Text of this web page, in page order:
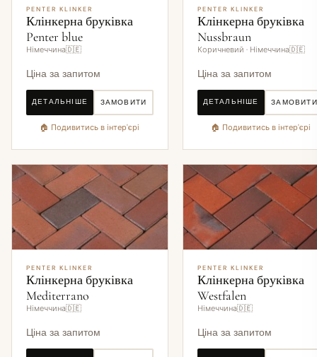
PENTER KLINKER
Клінкерна бруківка
Penter blue
Німеччина🇩🇪
Ціна за запитом
ДЕТАЛЬНІШЕ ЗАМОВИТИ
🏠 Подивитись в інтер'єрі
PENTER KLINKER
Клінкерна бруківка
Nussbraun
Коричневий · Німеччина🇩🇪
Ціна за запитом
ДЕТАЛЬНІШЕ ЗАМОВИТИ
🏠 Подивитись в інтер'єрі
PENTER KLINKER
Клінкерна бруківка
Mediterrano
Німеччина🇩🇪
Ціна за запитом
PENTER KLINKER
Клінкерна бруківка
Westfalen
Німеччина🇩🇪
Ціна за запитом